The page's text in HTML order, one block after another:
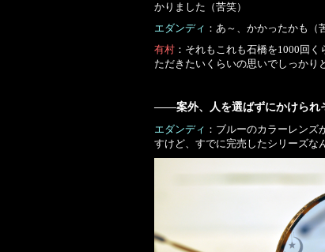
かりました（苦笑）
エダンディ ：あ～、かかったかも（
有村 ：それもこれも石橋を1000回
ただきたいくらいの思いでしっかり
――案外、人を選ばずにかけられ
エダンディ ：ブルーのカラーレン
すけど、すでに完売したシリーズな